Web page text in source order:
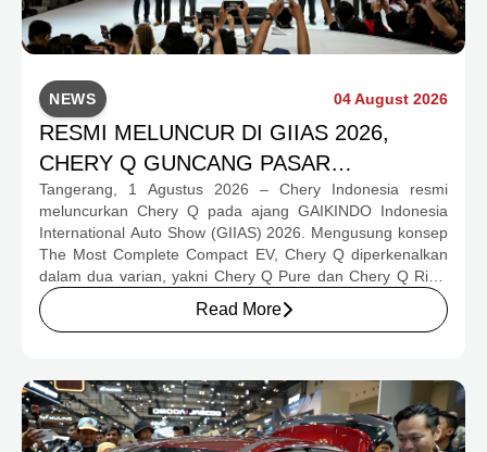
NEWS 04 August 2026
RESMI MELUNCUR DI GIIAS 2026,
CHERY Q GUNCANG PASAR
OTOMOTIF MELALUI HARGA SPESIAL
MULAI RP239,9 JUTA
Tangerang, 1 Agustus 2026 – Chery Indonesia resmi
meluncurkan Chery Q pada ajang GAIKINDO Indonesia
International Auto Show (GIIAS) 2026. Mengusung konsep
The Most Complete Compact EV, Chery Q diperkenalkan
dalam dua varian, yakni Chery Q Pure dan Chery Q Rizz,
untuk mengakomodasi kebutuhan mobilitas serta
preferensi konsumen yang berbeda.
Read More